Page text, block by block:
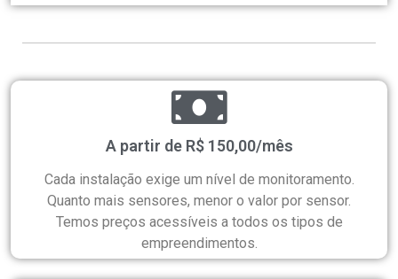
A partir de R$ 150,00/mês
Cada instalação exige um nível de monitoramento.
Quanto mais sensores, menor o valor por sensor.
Temos preços acessíveis a todos os tipos de
empreendimentos.